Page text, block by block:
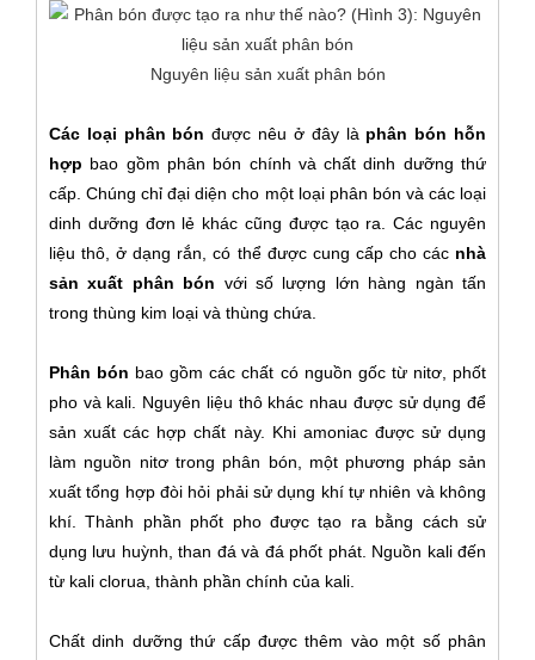
Nguyên liệu sản xuất phân bón
Các loại phân bón được nêu ở đây là phân bón hỗn
hợp bao gồm phân bón chính và chất dinh dưỡng thứ
cấp. Chúng chỉ đại diện cho một loại phân bón và các loại
dinh dưỡng đơn lẻ khác cũng được tạo ra. Các nguyên
liệu thô, ở dạng rắn, có thể được cung cấp cho các nhà
sản xuất phân bón với số lượng lớn hàng ngàn tấn
trong thùng kim loại và thùng chứa.
Phân bón bao gồm các chất có nguồn gốc từ nitơ, phốt
pho và kali. Nguyên liệu thô khác nhau được sử dụng để
sản xuất các hợp chất này. Khi amoniac được sử dụng
làm nguồn nitơ trong phân bón, một phương pháp sản
xuất tổng hợp đòi hỏi phải sử dụng khí tự nhiên và không
khí. Thành phần phốt pho được tạo ra bằng cách sử
dụng lưu huỳnh, than đá và đá phốt phát. Nguồn kali đến
từ kali clorua, thành phần chính của kali.
Chất dinh dưỡng thứ cấp được thêm vào một số phân